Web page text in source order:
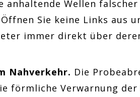
Wellen
Sie keine Links aus
immer direkt über
Nahverkehr. Die
förmliche Verwarnung der